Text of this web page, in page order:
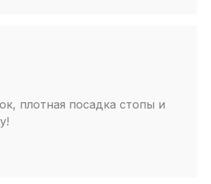
плотная посадка стопы и